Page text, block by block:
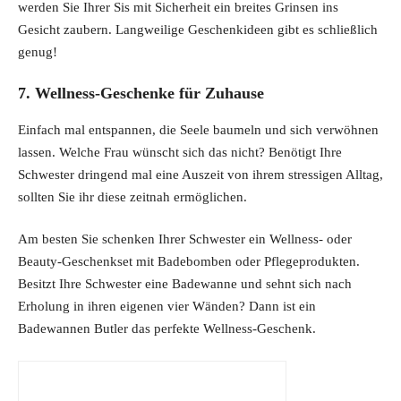
werden Sie Ihrer Sis mit Sicherheit ein breites Grinsen ins
Gesicht zaubern. Langweilige Geschenkideen gibt es schließlich
genug!
7. Wellness-Geschenke für Zuhause
Einfach mal entspannen, die Seele baumeln und sich verwöhnen
lassen. Welche Frau wünscht sich das nicht? Benötigt Ihre
Schwester dringend mal eine Auszeit von ihrem stressigen Alltag,
sollten Sie ihr diese zeitnah ermöglichen.
Am besten Sie schenken Ihrer Schwester ein Wellness- oder
Beauty-Geschenkset mit Badebomben oder Pflegeprodukten.
Besitzt Ihre Schwester eine Badewanne und sehnt sich nach
Erholung in ihren eigenen vier Wänden? Dann ist ein
Badewannen Butler das perfekte Wellness-Geschenk.